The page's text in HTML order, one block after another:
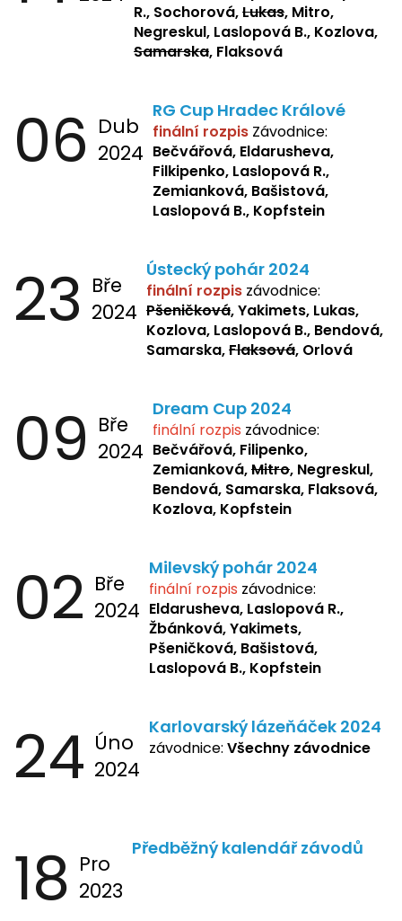
R., Sochorová,Lukas, Mitro,
Negreskul, Laslopová B., Kozlova,
Samarska, Flaksová
06 Dub
2024
RG Cup Hradec Králové
finální rozpis Závodnice:
Bečvářová, Eldarusheva,
Filkipenko, Laslopová R.,
Zemianková, Bašistová,
Laslopová B., Kopfstein
23 Bře
2024
Ústecký pohár 2024
finální rozpis závodnice:
Pšeničková, Yakimets, Lukas,
Kozlova, Laslopová B., Bendová,
Samarska,Flaksová, Orlová
09 Bře
2024
Dream Cup 2024
finální rozpis závodnice:
Bečvářová, Filipenko,
Zemianková,Mitro, Negreskul,
Bendová, Samarska, Flaksová,
Kozlova, Kopfstein
02 Bře
2024
Milevský pohár 2024
finální rozpis závodnice:
Eldarusheva, Laslopová R.,
Žbánková, Yakimets,
Pšeničková, Bašistová,
Laslopová B., Kopfstein
24 Úno
2024
Karlovarský lázeňáček 2024
závodnice: Všechny závodnice
18 Pro
2023
Předběžný kalendář závodů